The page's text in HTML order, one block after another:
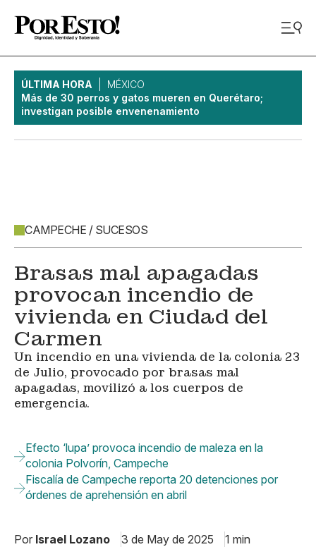
ÚLTIMA HORA
MÉXICO
Más de 30 perros y gatos mueren en Querétaro;
investigan posible envenenamiento
CAMPECHE / SUCESOS
Brasas mal apagadas
provocan incendio de
vivienda en Ciudad del
Carmen
Un incendio en una vivienda de la colonia 23
de Julio, provocado por brasas mal
apagadas, movilizó a los cuerpos de
emergencia.
Efecto ‘lupa’ provoca incendio de maleza en la
colonia Polvorín, Campeche
Fiscalía de Campeche reporta 20 detenciones por
órdenes de aprehensión en abril
Por Israel Lozano 3 de May de 2025 1 min